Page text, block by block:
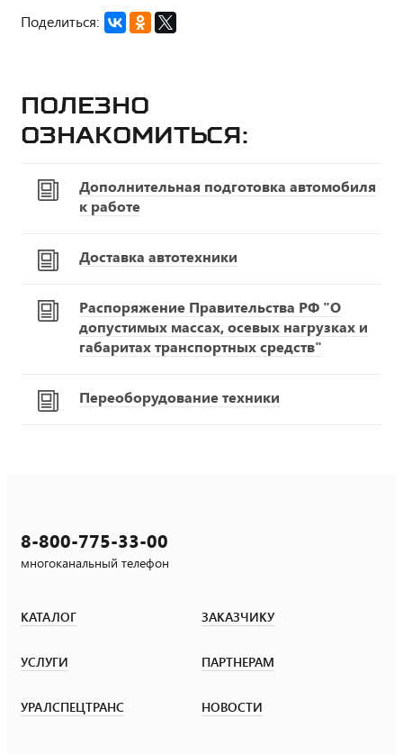
Поделиться:
Полезно
ознакомиться:
Дополнительная подготовка автомобиля
к работе
Доставка автотехники
Распоряжение Правительства РФ "О
допустимых массах, осевых нагрузках и
габаритах транспортных средств"
Переоборудование техники
8-800-775-33-00
многоканальный телефон
КАТАЛОГ ЗАКАЗЧИКУ
УСЛУГИ ПАРТНЕРАМ
УРАЛСПЕЦТРАНС НОВОСТИ